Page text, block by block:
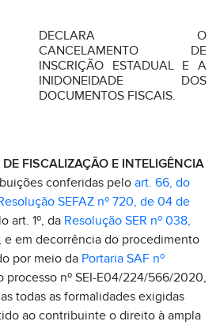
DECLARA O
CANCELAMENTO DE
INSCRIÇÃO ESTADUAL E A
INIDONEIDADE DOS
DOCUMENTOS FISCAIS.
FISCALIZAÇÃO E INTELIGÊNCIA
conferidas pelo art. 66, do
SEFAZ nº 720, de 04 de
art. 1º, da Resolução SER nº 038,
, e em decorrência do procedimento
por meio da Portaria SAF nº
processo nº SEI-E04/224/566/2020,
todas as formalidades exigidas
ao contribuinte o direito à ampla